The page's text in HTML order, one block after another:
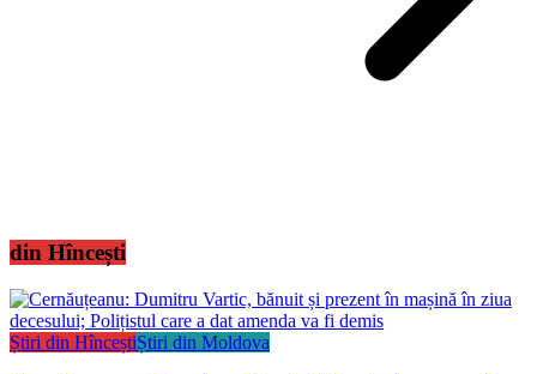
din Hîncești
Știri din HînceștiȘtiri din Moldova